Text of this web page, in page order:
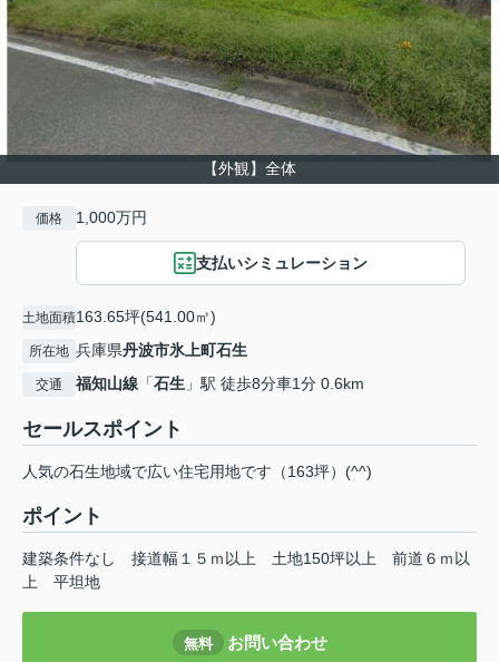
【外観】全体
価格 1,000万円
支払いシミュレーション
土地面積163.65坪(541.00㎡)
所在地 兵庫県丹波市氷上町石生
交通 福知山線 「石生 」駅 徒歩8分車1分 0.6km
セールスポイント
人気の石生地域で広い住宅用地です（163坪）(^^)
ポイント
建築条件なし 接道幅１５ｍ以上 土地150坪以上
前道６ｍ以
上
平坦地
無料 お問い合わせ